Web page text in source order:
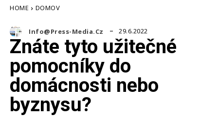
HOME DOMOV
Info@press-Media.cz 29.6.2022
Znáte tyto užitečné
pomocníky do
domácnosti nebo
byznysu?